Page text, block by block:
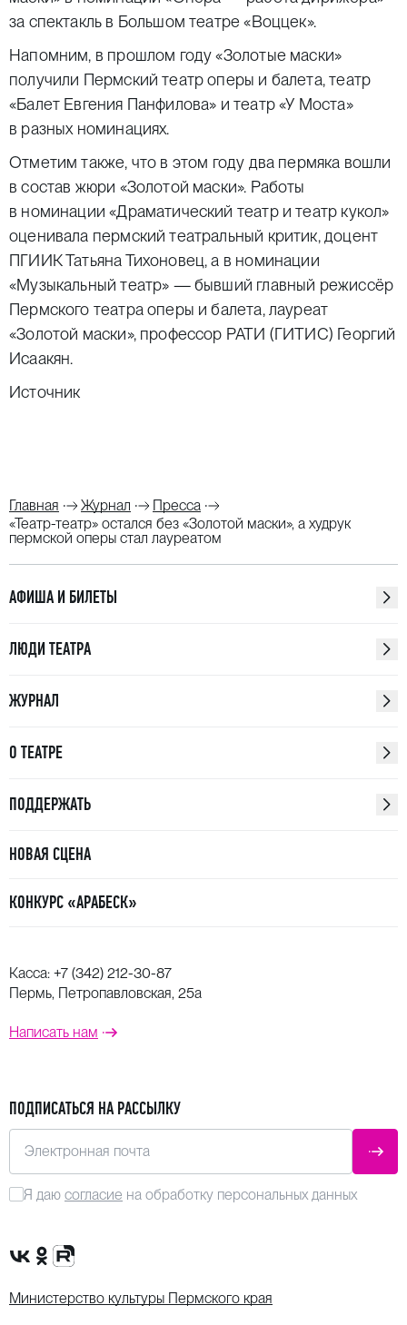
за спектакль в Большом театре «Воццек».
Напомним, в прошлом году «Золотые маски»
получили Пермский театр оперы и балета, театр
«Балет Евгения Панфилова» и театр «У Моста»
в разных номинациях.
Отметим также, что в этом году два пермяка вошли
в состав жюри «Золотой маски». Работы
в номинации «Драматический театр и театр кукол»
оценивала пермский театральный критик, доцент
ПГИИК Татьяна Тихоновец, а в номинации
«Музыкальный театр» — бывший главный режиссёр
Пермского театра оперы и балета, лауреат
«Золотой маски», профессор РАТИ (ГИТИС) Георгий
Исаакян.
Источник
Главная Журнал
Пресса
«Театр-театр» остался без «Золотой маски», а худрук
пермской оперы стал лауреатом
АФИША И БИЛЕТЫ
ЛЮДИ ТЕАТРА
ЖУРНАЛ
О ТЕАТРЕ
ПОДДЕРЖАТЬ
НОВАЯ СЦЕНА
КОНКУРС «АРАБЕСК»
Касса: +7 (342) 212-30-87
Пермь, Петропавловская, 25а
Написать нам
ПОДПИСАТЬСЯ НА РАССЫЛКУ
Электронная почта
Я даю согласие на обработку персональных данных
Сообщество VK
Группа в одноклассниках
Канал Rutube
Министерство культуры Пермского края